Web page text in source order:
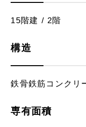
15階建 / 2階
構造
鉄骨鉄筋コンクリ
専有面積